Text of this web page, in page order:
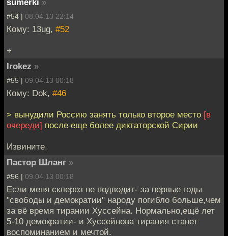
#54 | 08.04.13 22:14
Кому: 13ug, #52
+
Irokez »
#55 | 09.04.13 00:18
Кому: Dok, #46
> вынудили Россию занять только второе место [в
очереди] после еще более диктаторской Сирии
Извините.
Пастор Шланг »
#56 | 09.04.13 00:18
Если меня склероз не подводит- за первые годы
"свободы и демократии" народу погибло больше,чем
за вё время тирании Хуссейна. Нормально,ещё лет
5-10 демократии- и Хуссейнова тирания станет
воспоминанием и мечтой.